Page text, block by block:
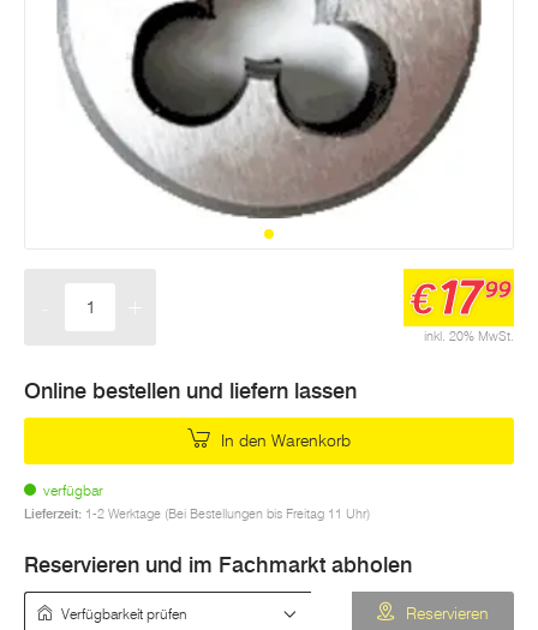
inkl. 20% MwSt.
€1799
Online bestellen und liefern lassen
In den Warenkorb
verfügbar
Lieferzeit: 1-2 Werktage (Bei Bestellungen bis Freitag 11 Uhr)
Reservieren und im Fachmarkt abholen
Reservieren